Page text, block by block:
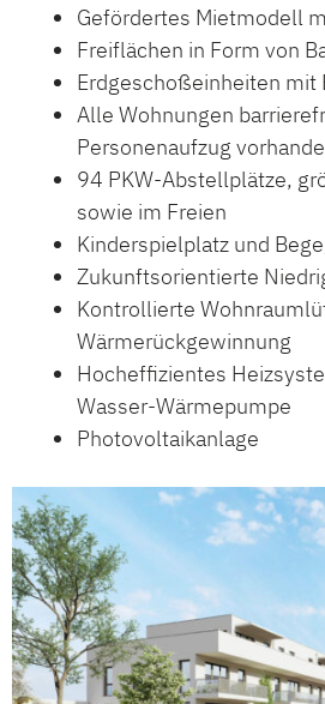
Gefördertes Mietmodell
Freiflächen in Form von
Erdgeschoßeinheiten mit
Alle Wohnungen
Personenaufzug
94 PKW-Abstellplätze,
sowie im Freien
Kinderspielplatz und
Zukunftsorientierte
Kontrollierte
Wärmerückgewinnung
Hocheffizientes
Wasser-Wärmepumpe
Photovoltaikanlage